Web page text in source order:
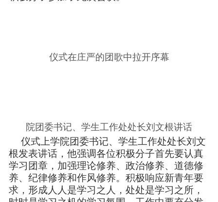
仪式在庄严的团歌中拉开序幕
院团委书记、学生工作处处长刘文根讲话
仪式上学院团委书记、学生工作处处长刘文
根发表讲话，他强调各位积极分子首先要认真
学习团章，加强理论修养、政治修养、道德修
养、纪律修养和作风修养。积极响应新青年要
求，形成人人是学习之人，处处是学习之所，